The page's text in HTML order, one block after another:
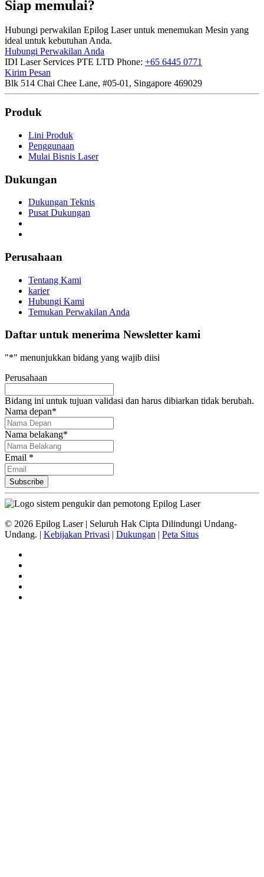
Siap memulai?
Hubungi perwakilan Epilog Laser untuk menemukan Mesin yang
ideal untuk kebutuhan Anda.
Hubungi Perwakilan Anda
IDI Laser Services PTE LTD Phone: +65 6445 0771
Kirim Pesan
Blk 514 Chai Chee Lane, #05-01, Singapore 469029
Produk
Lini Produk
Penggunaan
Mulai Bisnis Laser
Dukungan
Dukungan Teknis
Pusat Dukungan
Perusahaan
Tentang Kami
karier
Hubungi Kami
Temukan Perwakilan Anda
Daftar untuk menerima Newsletter kami
"*" menunjukkan bidang yang wajib diisi
Perusahaan
Bidang ini untuk tujuan validasi dan harus dibiarkan tidak berubah.
Nama depan*
Nama belakang*
Email *
© 2026 Epilog Laser | Seluruh Hak Cipta Dilindungi Undang-
Undang. | Kebijakan Privasi | Dukungan | Peta Situs